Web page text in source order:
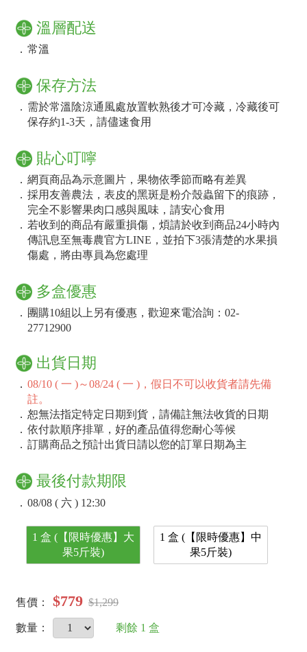
溫層配送
． 常溫
保存方法
． 需於常溫陰涼通風處放置軟熟後才可冷藏，冷藏後可
保存約1-3天，請儘速食用
貼心叮嚀
． 網頁商品為示意圖片，果物依季節而略有差異
． 採用友善農法，表皮的黑斑是粉介殼蟲留下的痕跡，
完全不影響果肉口感與風味，請安心食用
． 若收到的商品有嚴重損傷，煩請於收到商品24小時內
傳訊息至無毒農官方LINE，並拍下3張清楚的水果損
傷處，將由專員為您處理
多盒優惠
． 團購10組以上另有優惠，歡迎來電洽詢：02-
27712900
出貨日期
． 08/10 ( 一 )～08/24 ( 一 )，假日不可以收貨者請先備
註。
． 恕無法指定特定日期到貨，請備註無法收貨的日期
． 依付款順序排單，好的產品值得您耐心等候
． 訂購商品之預計出貨日請以您的訂單日期為主
最後付款期限
． 08/08 ( 六 ) 12:30
1 盒 (【限時優惠】大
果5斤裝)
1 盒 (【限時優惠】中
果5斤裝)
售價： $779 $1,299
數量： 剩餘 1 盒